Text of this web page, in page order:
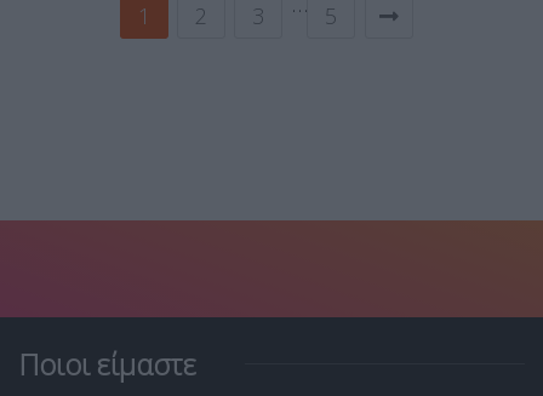
1 2 3 5
Ποιοι είμαστε